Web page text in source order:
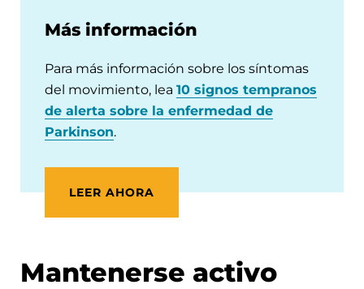
Más información
Para más información sobre los síntomas
del movimiento, lea 10 signos tempranos
de alerta sobre la enfermedad de
Parkinson.
LEER AHORA
Mantenerse activo